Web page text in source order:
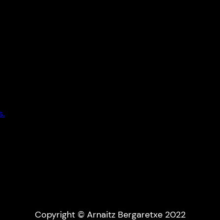
Copyright © Arnaitz Bergaretxe 2022